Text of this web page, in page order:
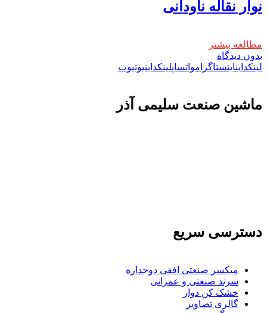
نوار نقاله ناودانی
مطالعه بیشتر
بدون دیدگاه
لینکدایناینستاگرامواتساپلینکداینیوتیوب
ماشين صنعت سليمی آذر
دسترسی سریع
میکسر صنعتی افقی دوجداره
سرند صنعتی و عمرانی
خشک کن دوار
گالری تصاویر